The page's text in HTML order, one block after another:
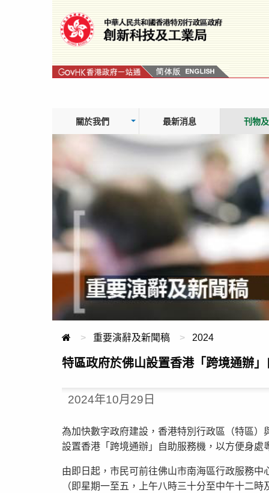
關於我們 最新消息 刊物
重要演辭及新聞稿 2024
特區政府於佛山設置香港「跨境通辦
2024年10月29日
為加快數字政府建設，香港特別行政區（特區
設置香港「跨境通辦」自助服務機，以方便身處
由即日起，市民可前往佛山市南海區行政服務
（即星期一至五，上午八時三十分至中午十二